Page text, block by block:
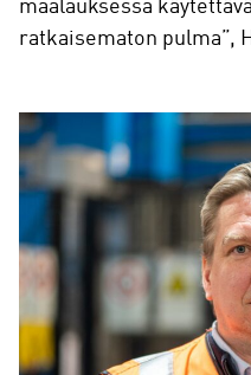
maalauksessa
ratkaisematon pulma”,